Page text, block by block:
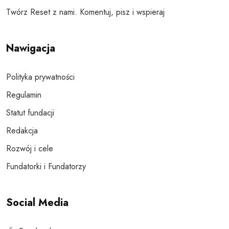
Twórz Reset z nami. Komentuj, pisz i wspieraj
Nawigacja
Polityka prywatności
Regulamin
Statut fundacji
Redakcja
Rozwój i cele
Fundatorki i Fundatorzy
Social Media